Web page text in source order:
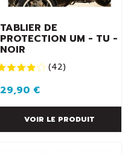
TABLIER DE
PROTECTION UM - TU -
NOIR
(42)
29,90 €
VOIR LE PRODUIT